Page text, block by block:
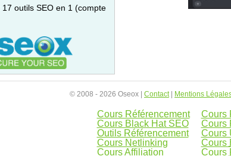
17 outils SEO en 1 (compte
© 2008 - 2026 Oseox | Contact| Mentions
Cours Référencement
Cours Black Hat SEO
Outils Référencement
Cours Netlinking
Cours Affiliation
Cours
Cours
Cours
Cours
Cours